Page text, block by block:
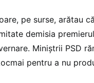
pe surse, arătau
demisia
Miniștrii PSD
pentru a nu